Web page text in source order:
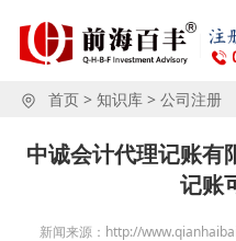
首页> 知识库> 公司注册
中诚会计代理记账有
记账
新闻来源：http://